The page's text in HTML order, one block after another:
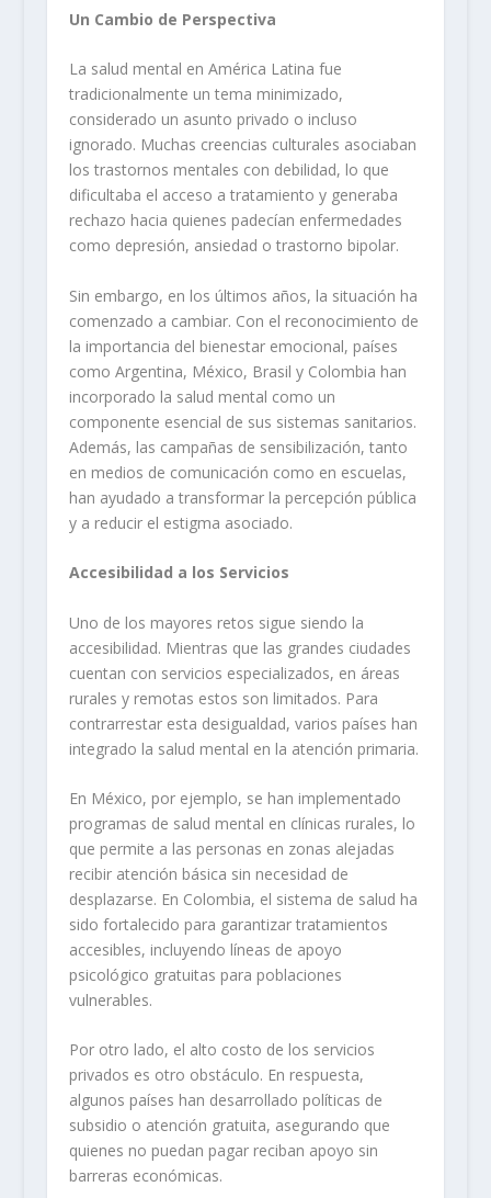
Un Cambio de Perspectiva
La salud mental en América Latina fue
tradicionalmente un tema minimizado,
considerado un asunto privado o incluso
ignorado. Muchas creencias culturales asociaban
los trastornos mentales con debilidad, lo que
dificultaba el acceso a tratamiento y generaba
rechazo hacia quienes padecían enfermedades
como depresión, ansiedad o trastorno bipolar.
Sin embargo, en los últimos años, la situación ha
comenzado a cambiar. Con el reconocimiento de
la importancia del bienestar emocional, países
como Argentina, México, Brasil y Colombia han
incorporado la salud mental como un
componente esencial de sus sistemas sanitarios.
Además, las campañas de sensibilización, tanto
en medios de comunicación como en escuelas,
han ayudado a transformar la percepción pública
y a reducir el estigma asociado.
Accesibilidad a los Servicios
Uno de los mayores retos sigue siendo la
accesibilidad. Mientras que las grandes ciudades
cuentan con servicios especializados, en áreas
rurales y remotas estos son limitados. Para
contrarrestar esta desigualdad, varios países han
integrado la salud mental en la atención primaria.
En México, por ejemplo, se han implementado
programas de salud mental en clínicas rurales, lo
que permite a las personas en zonas alejadas
recibir atención básica sin necesidad de
desplazarse. En Colombia, el sistema de salud ha
sido fortalecido para garantizar tratamientos
accesibles, incluyendo líneas de apoyo
psicológico gratuitas para poblaciones
vulnerables.
Por otro lado, el alto costo de los servicios
privados es otro obstáculo. En respuesta,
algunos países han desarrollado políticas de
subsidio o atención gratuita, asegurando que
quienes no puedan pagar reciban apoyo sin
barreras económicas.